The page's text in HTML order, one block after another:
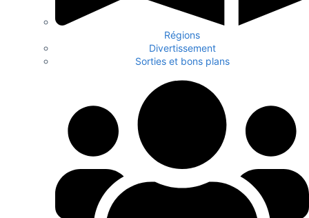
Régions
Divertissement
Sorties et bons plans